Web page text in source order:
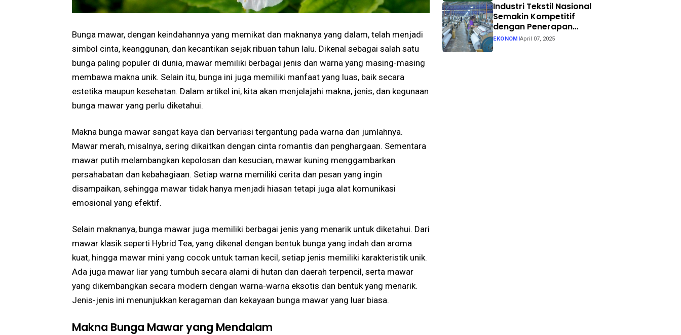
Bunga mawar, dengan keindahannya yang memikat dan maknanya yang dalam, telah menjadi
simbol cinta, keanggunan, dan kecantikan sejak ribuan tahun lalu. Dikenal sebagai salah satu
bunga paling populer di dunia, mawar memiliki berbagai jenis dan warna yang masing-masing
membawa makna unik. Selain itu, bunga ini juga memiliki manfaat yang luas, baik secara
estetika maupun kesehatan. Dalam artikel ini, kita akan menjelajahi makna, jenis, dan kegunaan
bunga mawar yang perlu diketahui.
Makna bunga mawar sangat kaya dan bervariasi tergantung pada warna dan jumlahnya.
Mawar merah, misalnya, sering dikaitkan dengan cinta romantis dan penghargaan. Sementara
mawar putih melambangkan kepolosan dan kesucian, mawar kuning menggambarkan
persahabatan dan kebahagiaan. Setiap warna memiliki cerita dan pesan yang ingin
disampaikan, sehingga mawar tidak hanya menjadi hiasan tetapi juga alat komunikasi
emosional yang efektif.
Selain maknanya, bunga mawar juga memiliki berbagai jenis yang menarik untuk diketahui. Dari
mawar klasik seperti Hybrid Tea, yang dikenal dengan bentuk bunga yang indah dan aroma
kuat, hingga mawar mini yang cocok untuk taman kecil, setiap jenis memiliki karakteristik unik.
Ada juga mawar liar yang tumbuh secara alami di hutan dan daerah terpencil, serta mawar
yang dikembangkan secara modern dengan warna-warna eksotis dan bentuk yang menarik.
Jenis-jenis ini menunjukkan keragaman dan kekayaan bunga mawar yang luar biasa.
Makna Bunga Mawar yang Mendalam
Industri Tekstil Nasional
Semakin Kompetitif
dengan Penerapan
Teknologi Air Jet Loom dan
EKONOMIApril 07, 2025